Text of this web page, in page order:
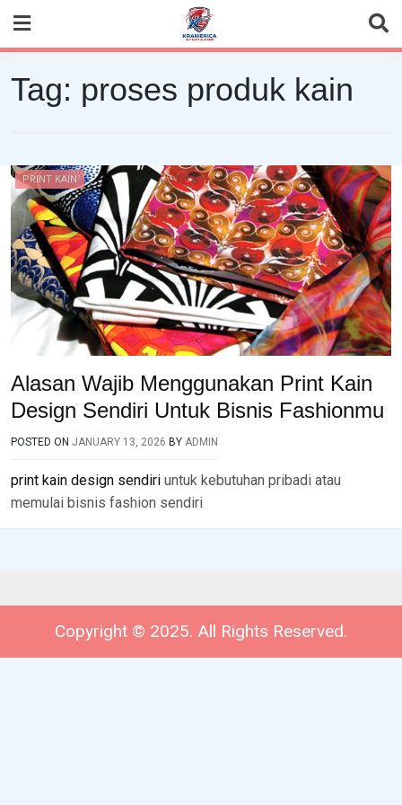
content
Tag: proses produk kain
PRINT KAIN
Alasan Wajib Menggunakan Print Kain
Design Sendiri Untuk Bisnis Fashionmu
POSTED ON JANUARY 13, 2026 BY ADMIN
print kain design sendiri untuk kebutuhan pribadi atau
memulai bisnis fashion sendiri